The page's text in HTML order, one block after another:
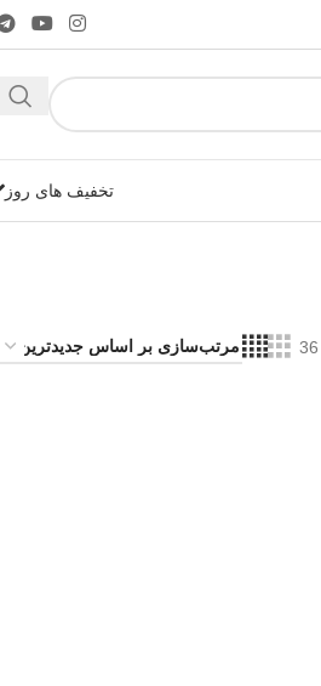
تخفیف های روز
36